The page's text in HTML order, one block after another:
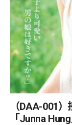
（DAA-001
「Junna